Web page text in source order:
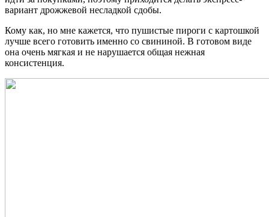
вариант дрожжевой несладкой сдобы.
Кому как, но мне кажется, что пушистые пироги с картошкой
лучше всего готовить именно со свининой. В готовом виде
она очень мягкая и не нарушается общая нежная
консистенция.